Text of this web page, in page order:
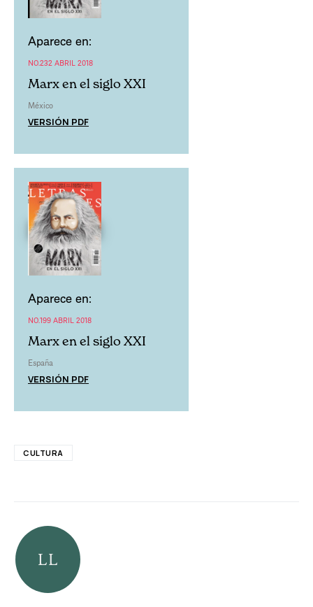
Aparece en:
NO.232 ABRIL 2018
Marx en el siglo XXI
México
VERSIÓN PDF
Aparece en:
NO.199 ABRIL 2018
Marx en el siglo XXI
España
VERSIÓN PDF
CULTURA